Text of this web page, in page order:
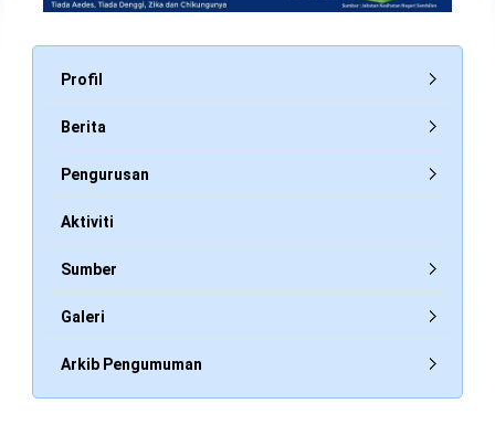
Profil
Berita
Pengurusan
Aktiviti
Sumber
Galeri
Arkib Pengumuman